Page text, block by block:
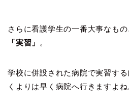
さらに看護学生の一番大事なも
「実習」
。
学校に併設された病院で実習す
くよりは早く病院へ行きますよね